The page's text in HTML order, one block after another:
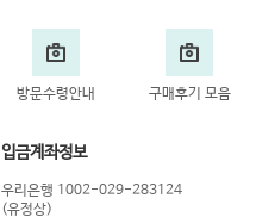
방문수령안내 구매후기 모음
입금계좌정보
우리은행 1002-029-283124
(유정상)